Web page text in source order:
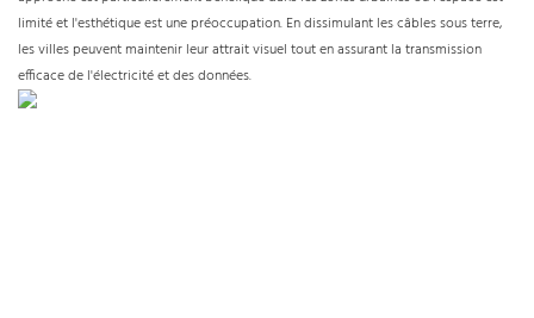
limité et l'esthétique est une préoccupation. En dissimulant les câbles sous terre,
les villes peuvent maintenir leur attrait visuel tout en assurant la transmission
efficace de l'électricité et des données.